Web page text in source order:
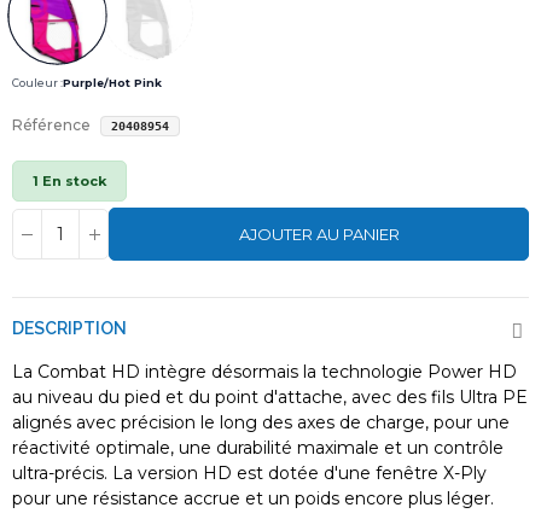
Couleur :Purple/Hot Pink
Référence 20408954
1 En stock
AJOUTER AU PANIER
DESCRIPTION
La Combat HD intègre désormais la technologie Power HD
au niveau du pied et du point d'attache, avec des fils Ultra PE
alignés avec précision le long des axes de charge, pour une
réactivité optimale, une durabilité maximale et un contrôle
ultra-précis. La version HD est dotée d'une fenêtre X-Ply
pour une résistance accrue et un poids encore plus léger.